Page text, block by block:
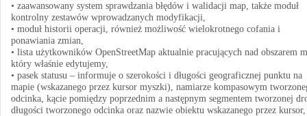
• zaawansowany system sprawdzania błędów i walidacji map, także moduł
kontrolny zestawów wprowadzanych modyfikacji,
• moduł historii operacji, również możliwość wielokrotnego cofania i
ponawiania zmian,
• lista użytkowników OpenStreetMap aktualnie pracujących nad obszarem
który właśnie edytujemy,
• pasek statusu – informuje o szerokości i długości geograficznej punktu na
mapie (wskazanego przez kursor myszki), namiarze kompasowym
odcinka, kącie pomiędzy poprzednim a następnym segmentem tworzonej
długości tworzonego odcinka oraz nazwie obiektu wskazanego przez kursor,